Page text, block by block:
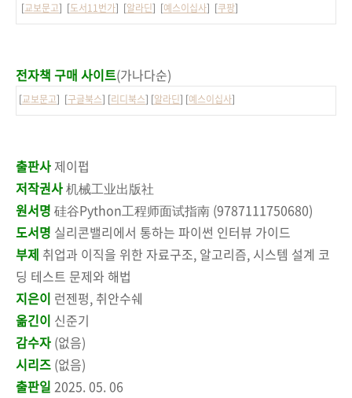
[교보문고] [도서11번가] [알라딘] [예스이십사] [쿠팡]
전자책 구매 사이트(가나다순)
[교보문고] [구글북스] [리디북스] [알라딘] [예스이십사]
출판사 제이펍
저작권사机械工业出版社
원서명 硅谷Python工程师面试指南 (9787111750680)
도서명 실리콘밸리에서 통하는 파이썬 인터뷰 가이드
부제 취업과 이직을 위한 자료구조, 알고리즘, 시스템 설계 코
딩 테스트 문제와 해법
지은이 런젠펑, 취안수쉐
옮긴이 신준기
감수자 (없음)
시리즈 (없음)
출판일 2025. 05. 06